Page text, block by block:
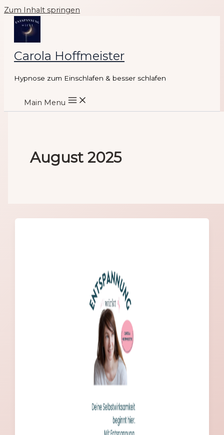
Zum Inhalt springen
Carola Hoffmeister
Hypnose zum Einschlafen & besser schlafen
Main Menu
August 2025